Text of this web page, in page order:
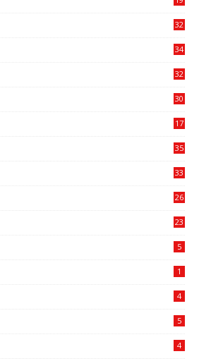
32
34
32
30
17
35
33
26
23
5
1
4
5
4